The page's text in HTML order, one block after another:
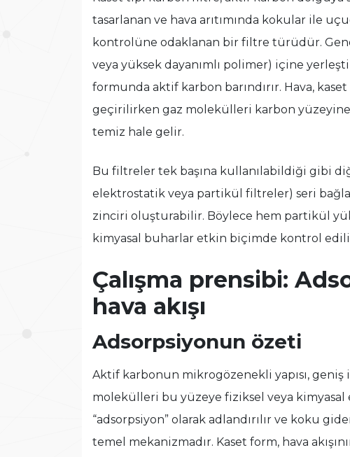
tasarlanan ve hava arıtımında kokular ile
kontrolüne odaklanan bir filtre türüdür.
veya yüksek dayanımlı polimer) içine
formunda aktif karbon barındırır. Hava,
geçirilirken gaz molekülleri karbon
temiz hale gelir.
Bu filtreler tek başına kullanılabildiği gibi
elektrostatik veya partikül filtreler) seri
zinciri oluşturabilir. Böylece hem partikül
kimyasal buharlar etkin biçimde kontrol
Çalışma prensibi:
hava akışı
Adsorpsiyonun özeti
Aktif karbonun mikrogözenekli yapısı, geniş
molekülleri bu yüzeye fiziksel veya
“adsorpsiyon” olarak adlandırılır ve koku
temel mekanizmadır. Kaset form, hava